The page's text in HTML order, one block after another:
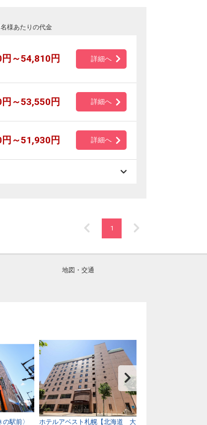
様あたりの代金
～54,810円 詳細へ
～53,550円 詳細へ
～51,930円 詳細へ
1
地図・交通
駅前〉 ホテルアベスト札幌【北海道 大